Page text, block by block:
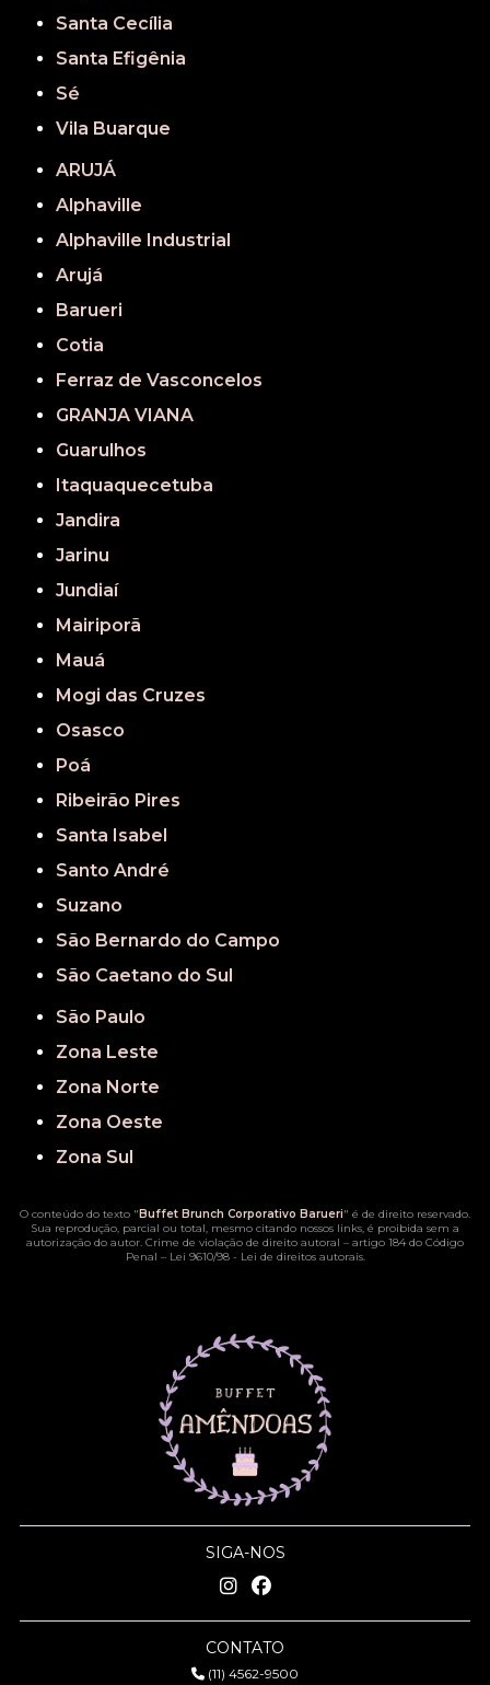
Santa Cecília
Santa Efigênia
Sé
Vila Buarque
ARUJÁ
Alphaville
Alphaville Industrial
Arujá
Barueri
Cotia
Ferraz de Vasconcelos
GRANJA VIANA
Guarulhos
Itaquaquecetuba
Jandira
Jarinu
Jundiaí
Mairiporã
Mauá
Mogi das Cruzes
Osasco
Poá
Ribeirão Pires
Santa Isabel
Santo André
Suzano
São Bernardo do Campo
São Caetano do Sul
São Paulo
Zona Leste
Zona Norte
Zona Oeste
Zona Sul
O conteúdo do texto "Buffet Brunch Corporativo Barueri" é de direito reservado.
Sua reprodução, parcial ou total, mesmo citando nossos links, é proibida sem a
autorização do autor. Crime de violação de direito autoral – artigo 184 do Código
Penal – Lei 9610/98 - Lei de direitos autorais.
SIGA-NOS
CONTATO
(11) 4562-9500